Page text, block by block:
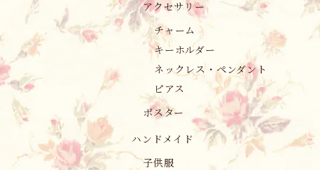
アクセサリー
チャーム
キーホルダー
ネックレス・ペンダント
ピアス
ポスター
ハンドメイド
子供服